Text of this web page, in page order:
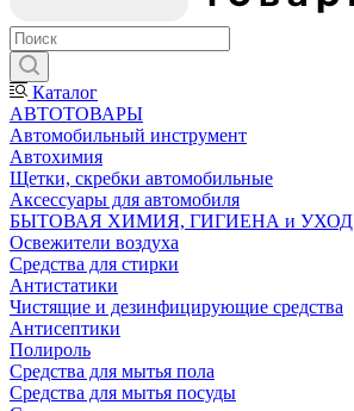
Каталог
АВТОТОВАРЫ
Автомобильный инструмент
Автохимия
Щетки, скребки автомобильные
Аксессуары для автомобиля
БЫТОВАЯ ХИМИЯ, ГИГИЕНА и УХОД
Освежители воздуха
Средства для стирки
Антистатики
Чистящие и дезинфицирующие средства
Антисептики
Полироль
Средства для мытья пола
Средства для мытья посуды